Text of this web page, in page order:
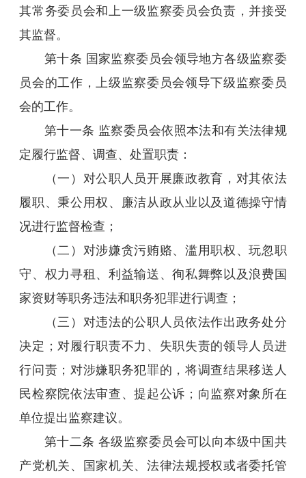
其常务委员会和上一级监察委员会负责，并接受
其监督。
第十条 国家监察委员会领导地方各级监察委
员会的工作，上级监察委员会领导下级监察委员
会的工作。
第十一条 监察委员会依照本法和有关法律规
定履行监督、调查、处置职责：
（一）对公职人员开展廉政教育，对其依法
履职、秉公用权、廉洁从政从业以及道德操守情
况进行监督检查；
（二）对涉嫌贪污贿赂、滥用职权、玩忽职
守、权力寻租、利益输送、徇私舞弊以及浪费国
家资财等职务违法和职务犯罪进行调查；
（三）对违法的公职人员依法作出政务处分
决定；对履行职责不力、失职失责的领导人员进
行问责；对涉嫌职务犯罪的，将调查结果移送人
民检察院依法审查、提起公诉；向监察对象所在
单位提出监察建议。
第十二条 各级监察委员会可以向本级中国共
产党机关、国家机关、法律法规授权或者委托管